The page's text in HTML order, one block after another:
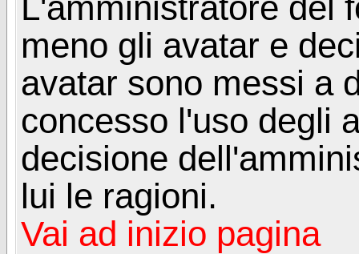
meno gli avatar e
avatar sono messi a
concesso l'uso degli
decisione
lui le ragioni.
Vai ad inizio pagina